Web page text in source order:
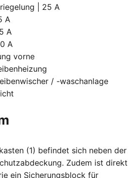
| 25 A
A
A
A
vorne
/ -waschanlage
(1) befindet sich neben der
Zudem ist direkt
ein Sicherungsblock für